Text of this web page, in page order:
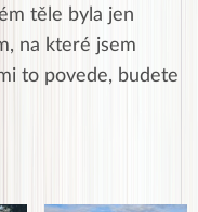
těle byla jen
na které jsem
to povede, budete